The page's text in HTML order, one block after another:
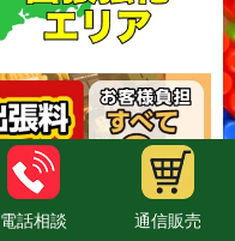
電話相談 通信販売